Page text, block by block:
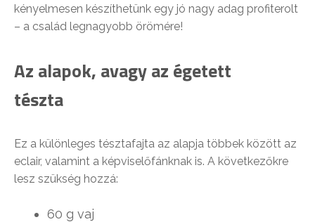
kényelmesen készíthetünk egy jó nagy adag profiterolt
– a család legnagyobb örömére!
Az alapok, avagy az égetett
tészta
Ez a különleges tésztafajta az alapja többek között az
eclair, valamint a képviselőfánknak is. A következőkre
lesz szükség hozzá:
60 g vaj